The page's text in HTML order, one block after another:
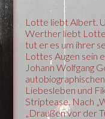
Lotte liebt Albert.
Werther liebt
tut er es um ihrer
Lottes Augen sein
Johann Wolfgang
Liebesleben und
Striptease. Nach
„Draußen vor der